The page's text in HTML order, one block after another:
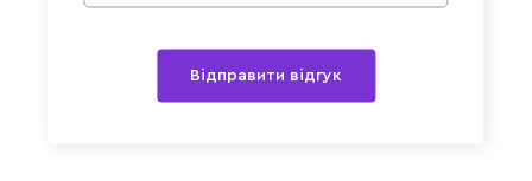
Відправити відгук